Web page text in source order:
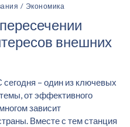
/ Экономика
внешних
– один из ключевых
от эффективного
зависит
Вместе с тем станция